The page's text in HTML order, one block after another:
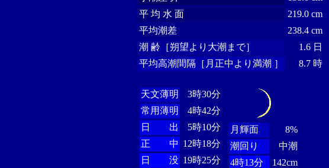
平 均 水 面
219.0 cm
平均潮差
238.4 cm
潮 齢［朔望より大潮まで］
1.6 日
平均高潮間隔［月正中より満潮 ］
8.7 時
天文薄明
3時30分
常用薄明
4時42分
日 出
5時10分
正 中 12時18分
日 没 19時25分
月輝面
8%
潮回り
中潮
4時13分
142cm